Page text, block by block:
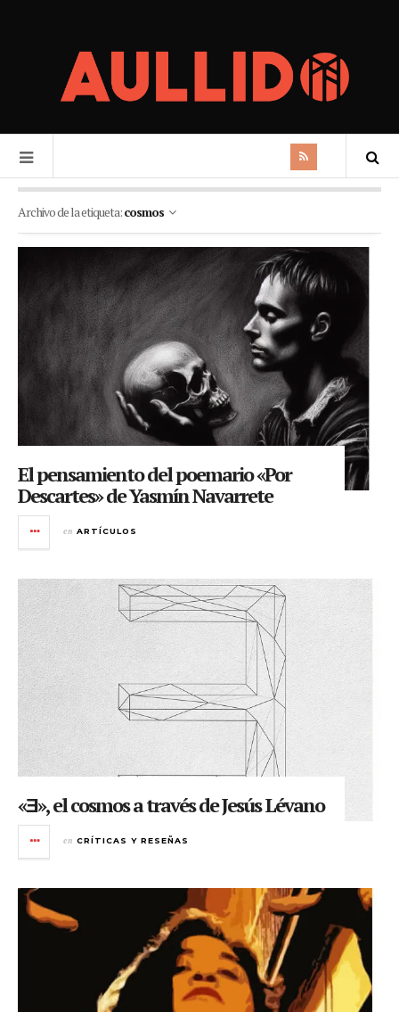
Archivo de la etiqueta:cosmos
El pensamiento del poemario «Por
Descartes» de Yasmín Navarrete
en ARTÍCULOS
«Ǝ», el cosmos a través de Jesús Lévano
en CRÍTICAS Y RESEÑAS